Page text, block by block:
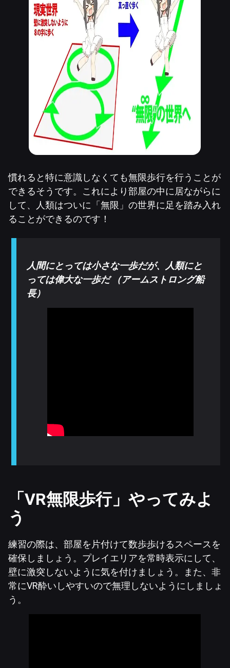
慣れると特に意識しなくても無限歩行を行うことが
できるそうです。これにより部屋の中に居ながらに
して、人類はついに「無限」の世界に足を踏み入れ
ることができるのです！
人間にとっては小さな一歩だが、人類にと
っては偉大な一歩だ （アームストロング船
長）
「VR無限歩行」やってみよ
う
練習の際は、部屋を片付けて数歩歩けるスペースを
確保しましょう。プレイエリアを常時表示にして、
壁に激突しないように気を付けましょう。また、非
常にVR酔いしやすいので無理しないようにしましょ
う。